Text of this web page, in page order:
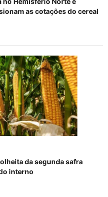
as cotações do cereal
da segunda safra
interno